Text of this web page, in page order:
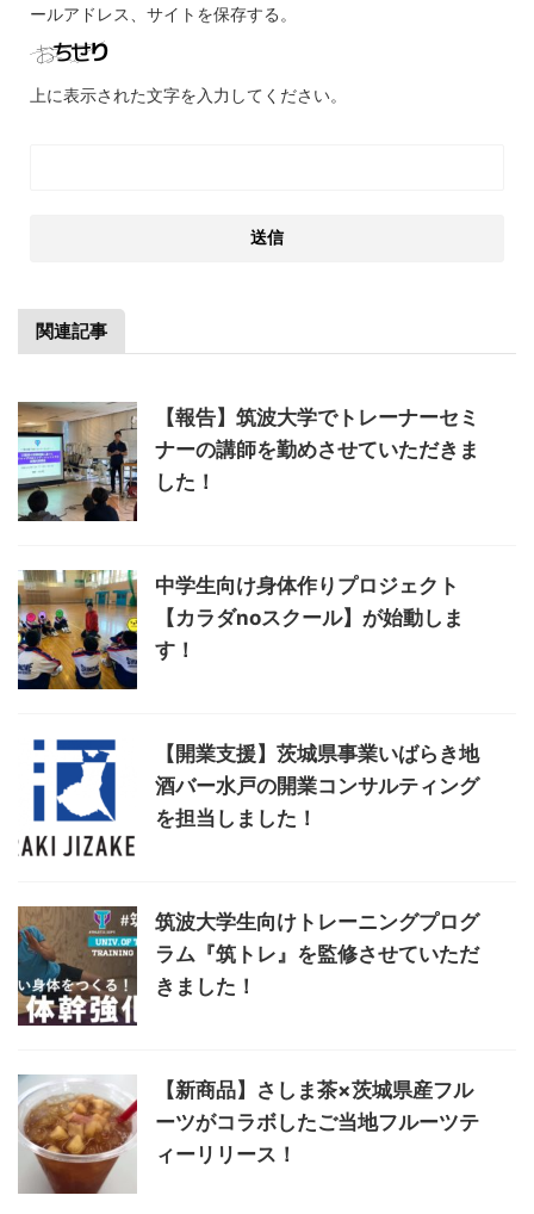
ールアドレス、サイトを保存する。
上に表示された文字を入力してください。
関連記事
【報告】筑波大学でトレーナーセミ
ナーの講師を勤めさせていただきま
した！
中学生向け身体作りプロジェクト
【カラダnoスクール】が始動しま
す！
【開業支援】茨城県事業いばらき地
酒バー水戸の開業コンサルティング
を担当しました！
筑波大学生向けトレーニングプログ
ラム『筑トレ』を監修させていただ
きました！
【新商品】さしま茶×茨城県産フル
ーツがコラボしたご当地フルーツテ
ィーリリース！